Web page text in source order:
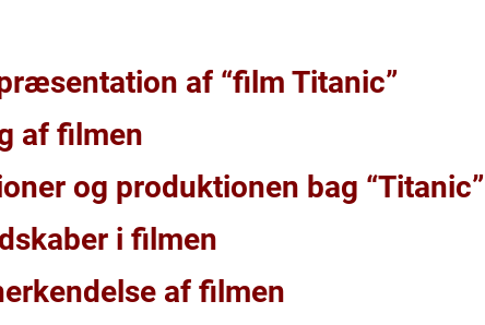
af “film Titanic”
af filmen
og produktionen bag “Titanic”
i filmen
af filmen